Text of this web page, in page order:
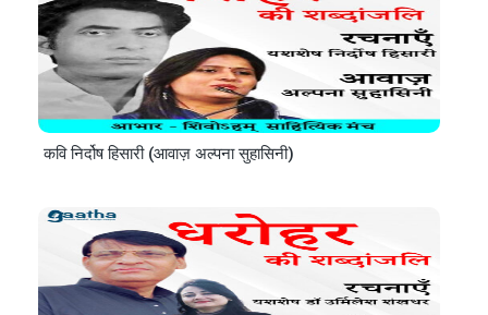
कवि निर्दोष हिसारी (आवाज़ अल्पना सुहासिनी)